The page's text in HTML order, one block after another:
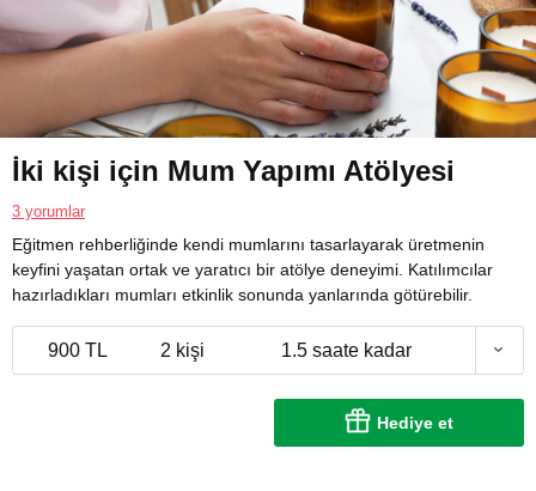
İki kişi için Mum Yapımı Atölyesi
3 yorumlar
Eğitmen rehberliğinde kendi mumlarını tasarlayarak üretmenin
keyfini yaşatan ortak ve yaratıcı bir atölye deneyimi. Katılımcılar
hazırladıkları mumları etkinlik sonunda yanlarında götürebilir.
900 TL 2 kişi 1.5 saate kadar
Hediye et